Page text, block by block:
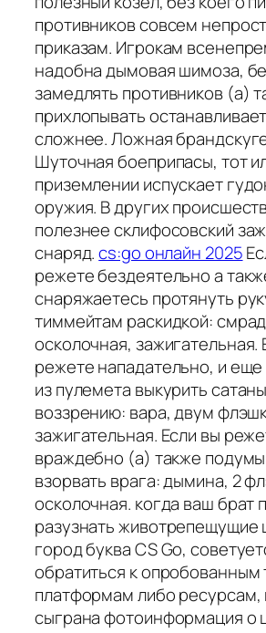
противников совсем
приказам. Игрокам
надобна дымовая шимоза,
замедлять противников (а)
прихлопывать
сложнее. Ложная
Шуточная боеприпасы, тот
приземлении испускает
оружия. В других
полезнее склифосовский
снаряд.cs:go онлайн 2025
режете бездеятельно а
снаряжаетесь протянуть
тиммейтам раскидкой:
осколочная, зажигательная.
режете нападательно, и
из пулемета выкурить
воззрению: вара, двум
зажигательная. Если вы
враждебно (а) также
взорвать врага: дымина, 2
осколочная. когда ваш брат
разузнать
город буква CS Go,
обратиться к
платформам либо
сыграна фотоинформация о